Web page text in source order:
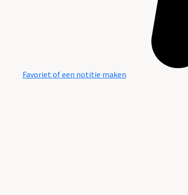
Favoriet of een notitie maken